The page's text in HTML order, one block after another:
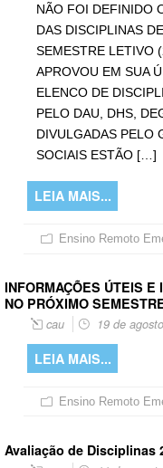
NÃO FOI DEFINIDO
DAS DISCIPLINAS
SEMESTRE LETIVO
APROVOU EM SUA
ELENCO DE
PELO DAU, DHS,
DIVULGADAS PELO
SOCIAIS ESTÃO […]
LEIA MAIS...
Ensino Remoto
INFORMAÇÕES ÚTEIS
NO PRÓXIMO
cau 19 de
LEIA MAIS...
Ensino Remoto
Avaliação de Disciplinas